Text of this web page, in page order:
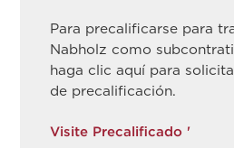
Para precalificarse para
Nabholz como
haga clic aquí para
de precalificación.
Visite Precalificado '